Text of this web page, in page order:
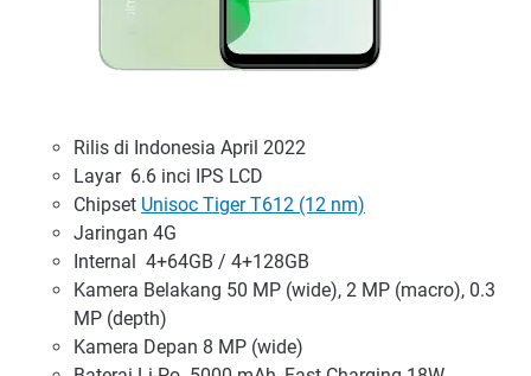
Rilis di Indonesia April 2022
Layar 6.6 inci IPS LCD
Chipset Unisoc Tiger T612 (12 nm)
Jaringan 4G
Internal 4+64GB / 4+128GB
Kamera Belakang 50 MP (wide), 2 MP (macro), 0.3
MP (depth)
Kamera Depan 8 MP (wide)